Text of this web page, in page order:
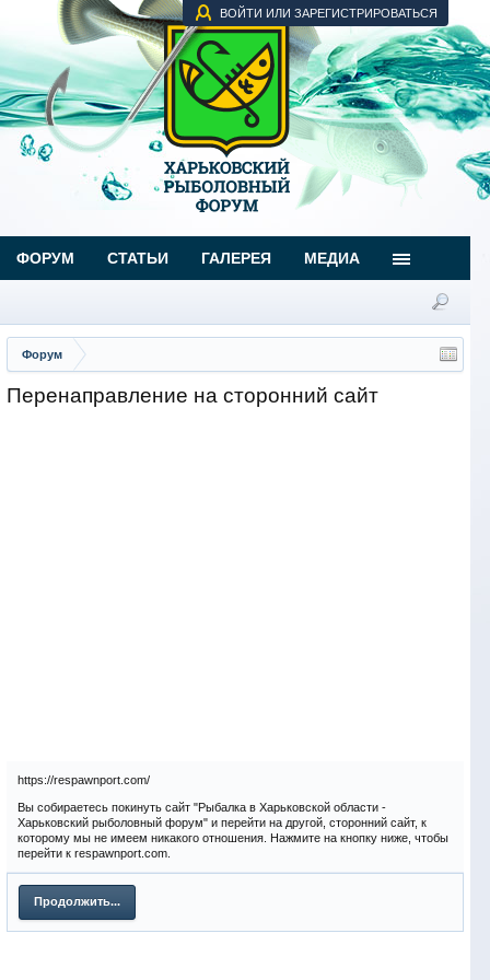
ВОЙТИ ИЛИ ЗАРЕГИСТРИРОВАТЬСЯ
Форум
Перенаправление на сторонний сайт
https://respawnport.com/
Вы собираетесь покинуть сайт "Рыбалка в Харьковской области -
Харьковский рыболовный форум" и перейти на другой, сторонний сайт, к
которому мы не имеем никакого отношения. Нажмите на кнопку ниже, чтобы
перейти к respawnport.com.
Продолжить...
ФОРУМ СТАТЬИ ГАЛЕРЕЯ МЕДИА